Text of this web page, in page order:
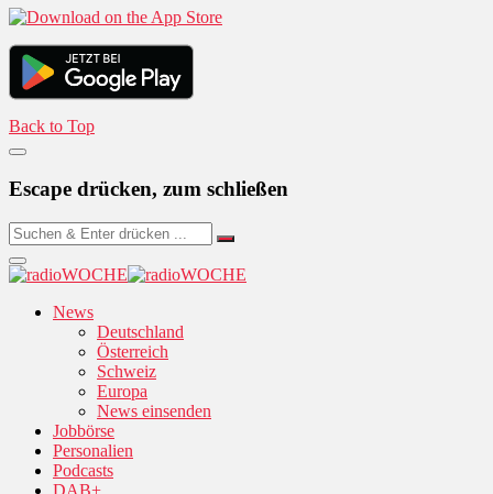
Back to Top
Escape drücken, zum schließen
News
Deutschland
Österreich
Schweiz
Europa
News einsenden
Jobbörse
Personalien
Podcasts
DAB+